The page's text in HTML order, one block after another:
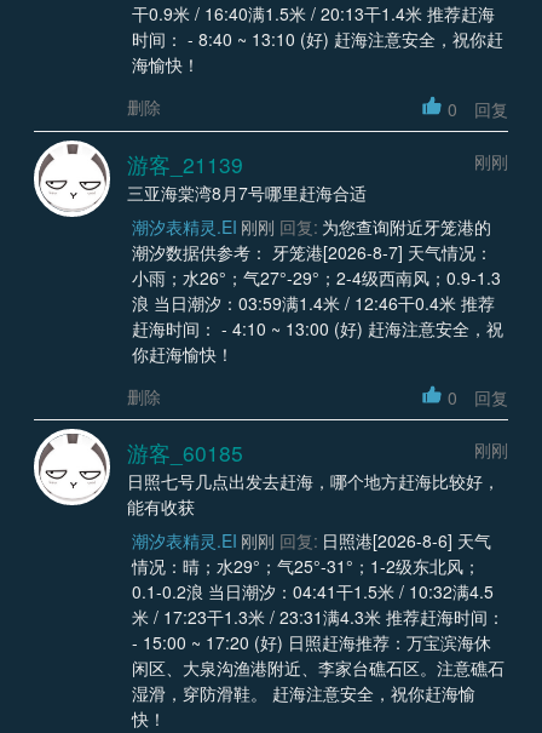
干0.9米 / 16:40满1.5米 / 20:13干1.4米 推荐赶海
时间： - 8:40 ~ 13:10 (好) 赶海注意安全，祝你赶
海愉快！
删除
0 回复
游客_21139
刚刚
三亚海棠湾8月7号哪里赶海合适
潮汐表精灵.EI 刚刚 回复: 为您查询附近牙笼港的
潮汐数据供参考： 牙笼港[2026-8-7] 天气情况：
小雨；水26°；气27°-29°；2-4级西南风；0.9-1.3
浪 当日潮汐：03:59满1.4米 / 12:46干0.4米 推荐
赶海时间： - 4:10 ~ 13:00 (好) 赶海注意安全，祝
你赶海愉快！
删除
0 回复
游客_60185
刚刚
日照七号几点出发去赶海，哪个地方赶海比较好，
能有收获
潮汐表精灵.EI 刚刚 回复: 日照港[2026-8-6] 天气
情况：晴；水29°；气25°-31°；1-2级东北风；
0.1-0.2浪 当日潮汐：04:41干1.5米 / 10:32满4.5
米 / 17:23干1.3米 / 23:31满4.3米 推荐赶海时间：
- 15:00 ~ 17:20 (好) 日照赶海推荐：万宝滨海休
闲区、大泉沟渔港附近、李家台礁石区。注意礁石
湿滑，穿防滑鞋。 赶海注意安全，祝你赶海愉
快！